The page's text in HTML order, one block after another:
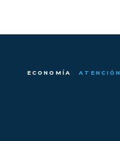
ECONOMÍA ATENCIÓN